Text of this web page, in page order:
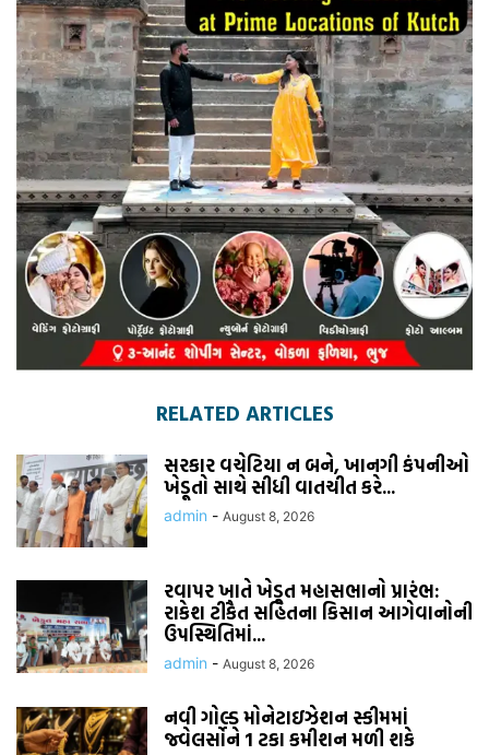
RELATED ARTICLES
સરકાર વચેટિયા ન બને, ખાનગી કંપનીઓ
ખેડૂતો સાથે સીધી વાતચીત કરે...
admin - August 8, 2026
રવાપર ખાતે ખેડૂત મહાસભાનો પ્રારંભ:
રાકેશ ટીકૈત સહિતના કિસાન આગેવાનોની
ઉપસ્થિતિમાં...
admin - August 8, 2026
નવી ગોલ્ડ મોનેટાઇઝેશન સ્કીમમાં
જ્વેલર્સોને 1 ટકા કમીશન મળી શકે